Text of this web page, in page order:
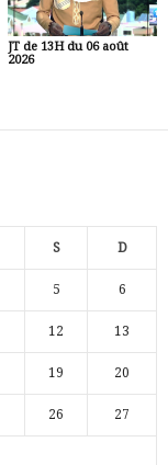
JT de 13H du 06 août
2026
S D
5 6
12 13
19 20
26 27